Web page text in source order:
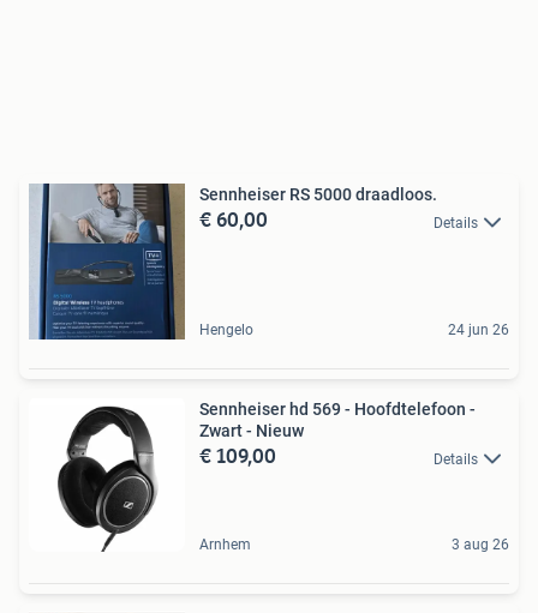
Sennheiser RS 5000 draadloos.
€ 60,00 Details
Hengelo 24 jun 26
Sennheiser hd 569 - Hoofdtelefoon -
Zwart - Nieuw
€ 109,00 Details
Arnhem 3 aug 26